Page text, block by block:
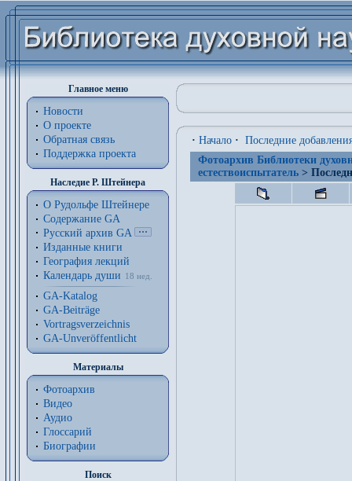
Главное меню
Новости
О проекте
Обратная связь
Поддержка проекта
Наследие Р. Штейнера
О Рудольфе Штейнере
Содержание GA
Русский архив GA
Изданные книги
География лекций
Календарь души
18 нед.
GA-Katalog
GA-Beiträge
Vortragsverzeichnis
GA-Unveröffentlicht
Материалы
Фотоархив
Видео
Аудио
Глоссарий
Биографии
Поиск
· Начало · Последние
Фотоархив Библиотеки
естествоиспытатель >